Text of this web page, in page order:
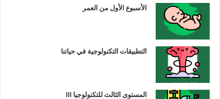
الأسبوع الأول من العمر
التطبيقات التكنولوجية في حياتنا
المستوى الثالث للتكنولوجيا III